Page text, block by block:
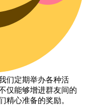
们定期举办各种活
仅能够增进群友间的
精心准备的奖励。